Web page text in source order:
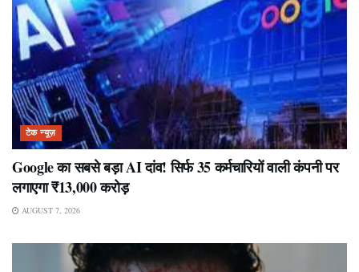
टेक न्यूज़
Google का सबसे बड़ा AI दांव! सिर्फ 35 कर्मचारियों वाली कंपनी पर
लगाएगा ₹13,000 करोड़
AUGUST 7, 2026